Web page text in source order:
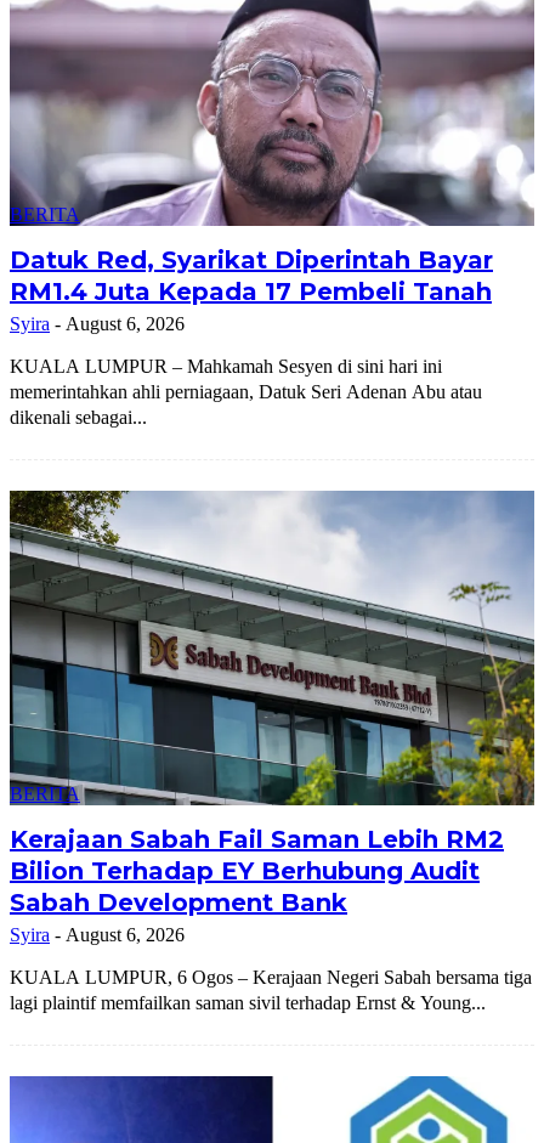
BERITA
Datuk Red, Syarikat Diperintah Bayar
RM1.4 Juta Kepada 17 Pembeli Tanah
Syira - August 6, 2026
KUALA LUMPUR – Mahkamah Sesyen di sini hari ini
memerintahkan ahli perniagaan, Datuk Seri Adenan Abu atau
dikenali sebagai...
BERITA
Kerajaan Sabah Fail Saman Lebih RM2
Bilion Terhadap EY Berhubung Audit
Sabah Development Bank
Syira - August 6, 2026
KUALA LUMPUR, 6 Ogos – Kerajaan Negeri Sabah bersama tiga
lagi plaintif memfailkan saman sivil terhadap Ernst & Young...